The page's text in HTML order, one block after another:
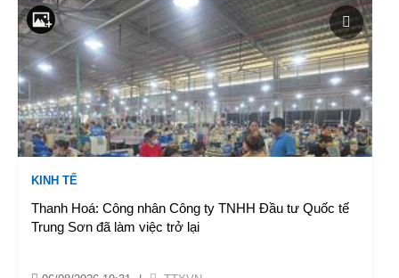
KINH TẾ
Thanh Hoá: Công nhân Công ty TNHH Đầu tư Quốc tế
Trung Sơn đã làm việc trở lại